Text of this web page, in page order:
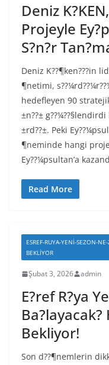
Deniz
Projeyle
S?n?r
Deniz K??¶ken???in
¶netimi,
hedefleyen 90
±n??±
±rd??±. Peki
¶neminde hangi
Ey??¼psultan’a
Read More
ESREF-RUYA-YENI-SEZON-
BEKLIYOR
Şubat 3, 2026 admin
E?ref R?ya
Bekliyor!
Son d??¶nemlerin